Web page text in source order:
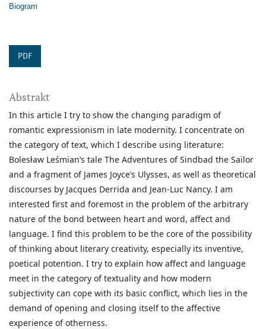
Biogram
PDF
Abstrakt
In this article I try to show the changing paradigm of
romantic expressionism in late modernity. I concentrate on
the category of text, which I describe using literature:
Bolesław Leśmian’s tale The Adventures of Sindbad the Sailor
and a fragment of James Joyce’s Ulysses, as well as theoretical
discourses by Jacques Derrida and Jean-Luc Nancy. I am
interested first and foremost in the problem of the arbitrary
nature of the bond between heart and word, affect and
language. I find this problem to be the core of the possibility
of thinking about literary creativity, especially its inventive,
poetical potention. I try to explain how affect and language
meet in the category of textuality and how modern
subjectivity can cope with its basic conflict, which lies in the
demand of opening and closing itself to the affective
experience of otherness.